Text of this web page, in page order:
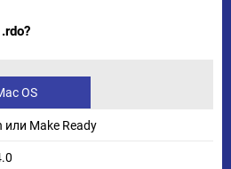
OS
или Make Ready